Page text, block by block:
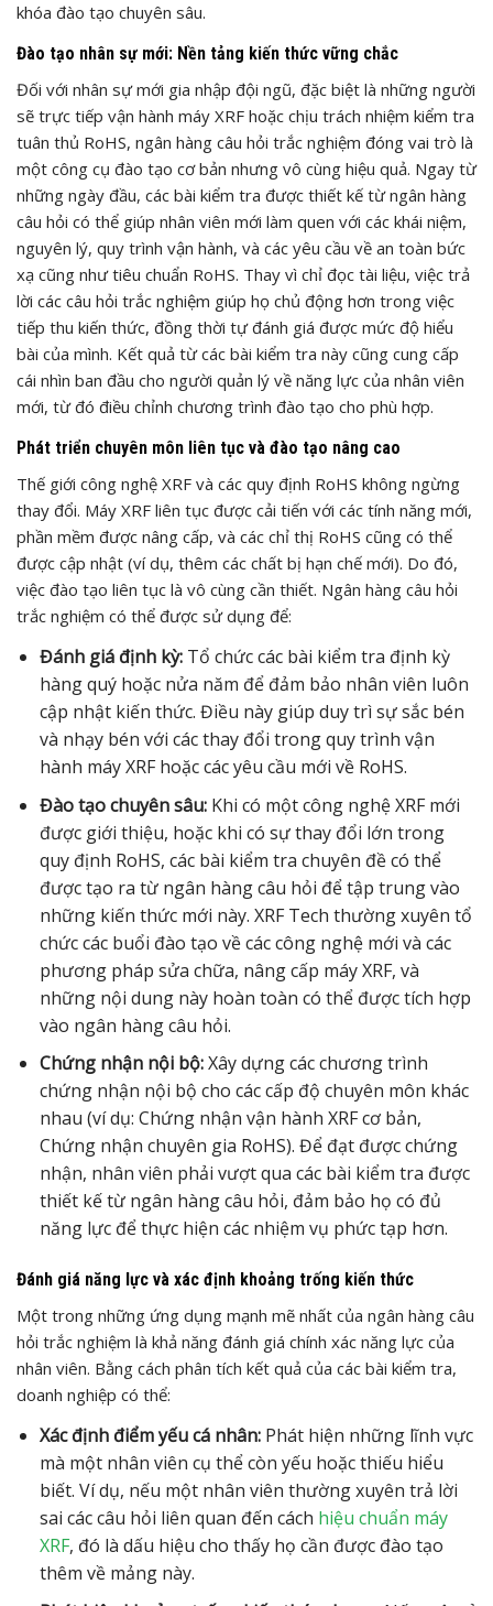
khóa đào tạo chuyên sâu.
Đào tạo nhân sự mới: Nền tảng kiến thức vững chắc
Đối với nhân sự mới gia nhập đội ngũ, đặc biệt là những người
sẽ trực tiếp vận hành máy XRF hoặc chịu trách nhiệm kiểm tra
tuân thủ RoHS, ngân hàng câu hỏi trắc nghiệm đóng vai trò là
một công cụ đào tạo cơ bản nhưng vô cùng hiệu quả. Ngay từ
những ngày đầu, các bài kiểm tra được thiết kế từ ngân hàng
câu hỏi có thể giúp nhân viên mới làm quen với các khái niệm,
nguyên lý, quy trình vận hành, và các yêu cầu về an toàn bức
xạ cũng như tiêu chuẩn RoHS. Thay vì chỉ đọc tài liệu, việc trả
lời các câu hỏi trắc nghiệm giúp họ chủ động hơn trong việc
tiếp thu kiến thức, đồng thời tự đánh giá được mức độ hiểu
bài của mình. Kết quả từ các bài kiểm tra này cũng cung cấp
cái nhìn ban đầu cho người quản lý về năng lực của nhân viên
mới, từ đó điều chỉnh chương trình đào tạo cho phù hợp.
Phát triển chuyên môn liên tục và đào tạo nâng cao
Thế giới công nghệ XRF và các quy định RoHS không ngừng
thay đổi. Máy XRF liên tục được cải tiến với các tính năng mới,
phần mềm được nâng cấp, và các chỉ thị RoHS cũng có thể
được cập nhật (ví dụ, thêm các chất bị hạn chế mới). Do đó,
việc đào tạo liên tục là vô cùng cần thiết. Ngân hàng câu hỏi
trắc nghiệm có thể được sử dụng để:
Đánh giá định kỳ:Tổ chức các bài kiểm tra định kỳ
hàng quý hoặc nửa năm để đảm bảo nhân viên luôn
cập nhật kiến thức. Điều này giúp duy trì sự sắc bén
và nhạy bén với các thay đổi trong quy trình vận
hành máy XRF hoặc các yêu cầu mới về RoHS.
Đào tạo chuyên sâu:Khi có một công nghệ XRF mới
được giới thiệu, hoặc khi có sự thay đổi lớn trong
quy định RoHS, các bài kiểm tra chuyên đề có thể
được tạo ra từ ngân hàng câu hỏi để tập trung vào
những kiến thức mới này. XRF Tech thường xuyên tổ
chức các buổi đào tạo về các công nghệ mới và các
phương pháp sửa chữa, nâng cấp máy XRF, và
những nội dung này hoàn toàn có thể được tích hợp
vào ngân hàng câu hỏi.
Chứng nhận nội bộ:Xây dựng các chương trình
chứng nhận nội bộ cho các cấp độ chuyên môn khác
nhau (ví dụ: Chứng nhận vận hành XRF cơ bản,
Chứng nhận chuyên gia RoHS). Để đạt được chứng
nhận, nhân viên phải vượt qua các bài kiểm tra được
thiết kế từ ngân hàng câu hỏi, đảm bảo họ có đủ
năng lực để thực hiện các nhiệm vụ phức tạp hơn.
Đánh giá năng lực và xác định khoảng trống kiến thức
Một trong những ứng dụng mạnh mẽ nhất của ngân hàng câu
hỏi trắc nghiệm là khả năng đánh giá chính xác năng lực của
nhân viên. Bằng cách phân tích kết quả của các bài kiểm tra,
doanh nghiệp có thể:
Xác định điểm yếu cá nhân:Phát hiện những lĩnh vực
mà một nhân viên cụ thể còn yếu hoặc thiếu hiểu
biết. Ví dụ, nếu một nhân viên thường xuyên trả lời
sai các câu hỏi liên quan đến cách hiệu chuẩn máy
XRF, đó là dấu hiệu cho thấy họ cần được đào tạo
thêm về mảng này.